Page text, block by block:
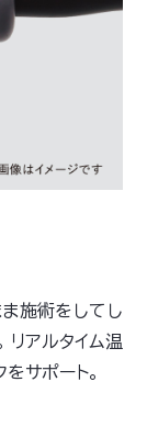
施術をしてし
リアルタイム温
サポート。